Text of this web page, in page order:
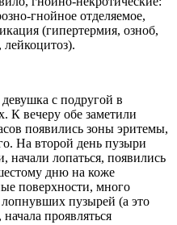
гнойное отделяемое,
(гипертермия, озноб,
с подругой в
К вечеру обе заметили
появились зоны эритемы,
На второй день пузыри
лопаться, появились
дню на коже
поверхности, много
пузырей (а это
проявляться